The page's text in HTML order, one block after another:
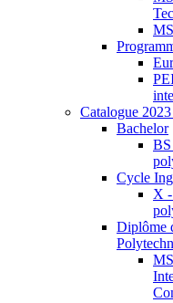
Catalogue
Bachelor
Cycle
X -
Diplôme